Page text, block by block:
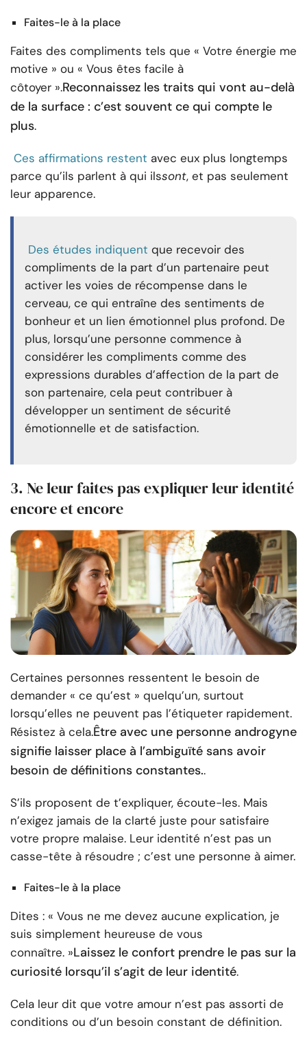
Faites-le à la place
Faites des compliments tels que « Votre énergie me
motive » ou « Vous êtes facile à
côtoyer ».Reconnaissez les traits qui vont au-delà
de la surface : c’est souvent ce qui compte le
plus.
Ces affirmations restent avec eux plus longtemps
parce qu’ils parlent à qui ilssont, et pas seulement
leur apparence.
Des études indiquent que recevoir des
compliments de la part d’un partenaire peut
activer les voies de récompense dans le
cerveau, ce qui entraîne des sentiments de
bonheur et un lien émotionnel plus profond. De
plus, lorsqu’une personne commence à
considérer les compliments comme des
expressions durables d’affection de la part de
son partenaire, cela peut contribuer à
développer un sentiment de sécurité
émotionnelle et de satisfaction.
3. Ne leur faites pas expliquer leur identité
encore et encore
Certaines personnes ressentent le besoin de
demander « ce qu’est » quelqu’un, surtout
lorsqu’elles ne peuvent pas l’étiqueter rapidement.
Résistez à cela.Être avec une personne androgyne
signifie laisser place à l’ambiguïté sans avoir
besoin de définitions constantes..
S’ils proposent de t’expliquer, écoute-les. Mais
n’exigez jamais de la clarté juste pour satisfaire
votre propre malaise. Leur identité n’est pas un
casse-tête à résoudre ; c’est une personne à aimer.
Faites-le à la place
Dites : « Vous ne me devez aucune explication, je
suis simplement heureuse de vous
connaître. »Laissez le confort prendre le pas sur la
curiosité lorsqu’il s’agit de leur identité.
Cela leur dit que votre amour n’est pas assorti de
conditions ou d’un besoin constant de définition.